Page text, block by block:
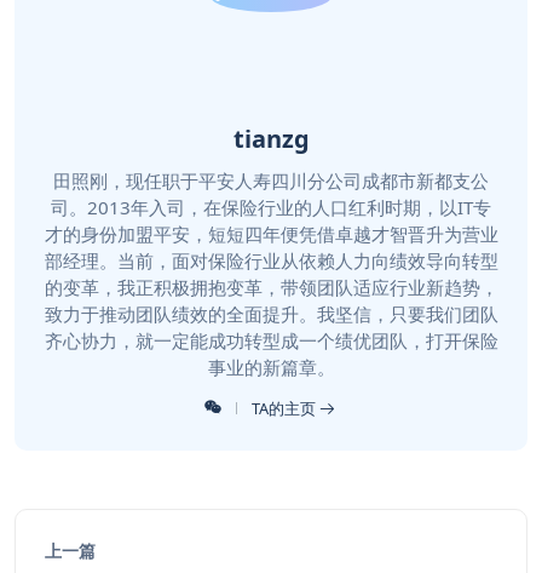
tianzg
田照刚，现任职于平安人寿四川分公司成都市新都支公
司。2013年入司，在保险行业的人口红利时期，以IT专
才的身份加盟平安，短短四年便凭借卓越才智晋升为营业
部经理。当前，面对保险行业从依赖人力向绩效导向转型
的变革，我正积极拥抱变革，带领团队适应行业新趋势，
致力于推动团队绩效的全面提升。我坚信，只要我们团队
齐心协力，就一定能成功转型成一个绩优团队，打开保险
事业的新篇章。
TA的主页
上一篇